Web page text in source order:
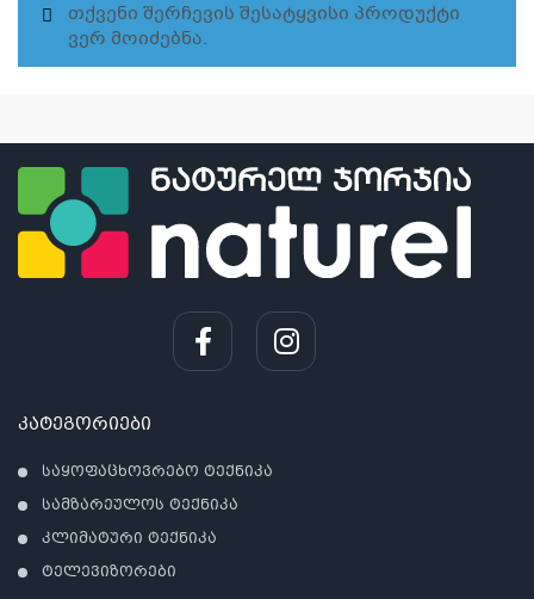
Თქვენი Შერჩევის Შესატყვისი Პროდუქტი
Ვერ Მოიძებნა.
კატეგორიები
საყოფაცხოვრებო ტექნიკა
სამზარეულოს ტექნიკა
კლიმატური ტექნიკა
ტელევიზორები